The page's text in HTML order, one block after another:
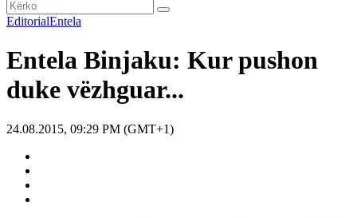
EditorialEntela
Entela Binjaku: Kur pushon
duke vëzhguar...
24.08.2015, 09:29 PM (GMT+1)